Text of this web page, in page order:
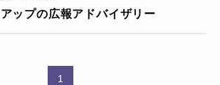
ップの広報アドバイザリー
1